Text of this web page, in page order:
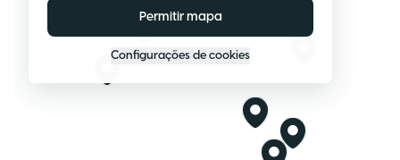
Permitir mapa
Configurações de cookies